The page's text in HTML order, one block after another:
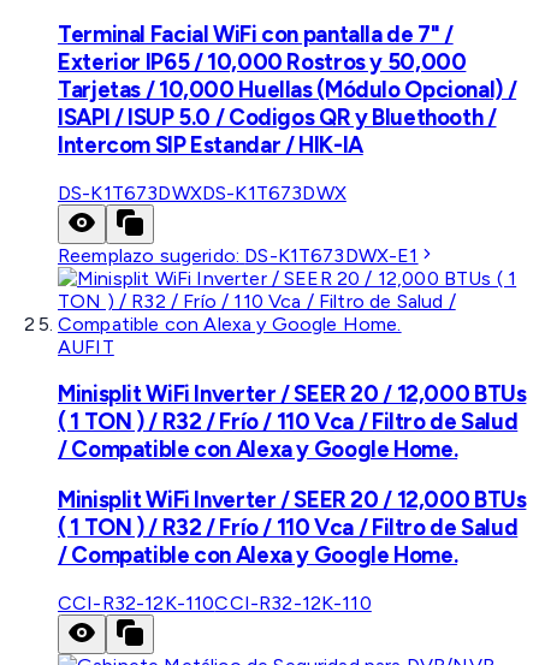
Terminal Facial WiFi con pantalla de 7" /
Exterior IP65 / 10,000 Rostros y 50,000
Tarjetas / 10,000 Huellas (Módulo Opcional) /
ISAPI / ISUP 5.0 / Codigos QR y Bluethooth /
Intercom SIP Estandar / HIK-IA
DS-K1T673DWXDS-K1T673DWX
Reemplazo sugerido: DS-K1T673DWX-E1
AUFIT
Minisplit WiFi Inverter / SEER 20 / 12,000 BTUs
( 1 TON ) / R32 / Frío / 110 Vca / Filtro de Salud
/ Compatible con Alexa y Google Home.
Minisplit WiFi Inverter / SEER 20 / 12,000 BTUs
( 1 TON ) / R32 / Frío / 110 Vca / Filtro de Salud
/ Compatible con Alexa y Google Home.
CCI-R32-12K-110CCI-R32-12K-110